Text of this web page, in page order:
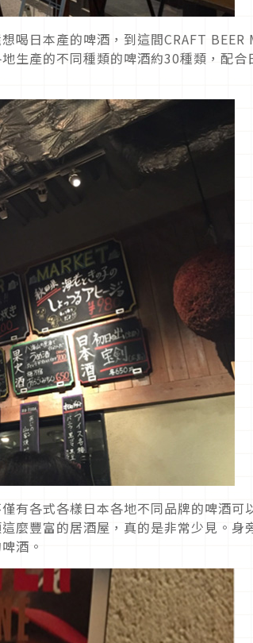
喝日本產的啤酒，到這間CRAFT BEER
生產的不同種類的啤酒約30種類，配合
有各式各樣日本各地不同品牌的啤酒可
麼豐富的居酒屋，真的是非常少見。身
酒。